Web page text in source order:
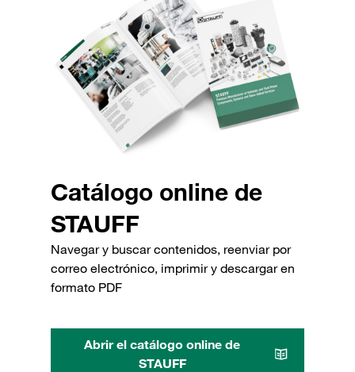
Catálogo online de
STAUFF
Navegar y buscar contenidos, reenviar por
correo electrónico, imprimir y descargar en
formato PDF
Abrir el catálogo online de
STAUFF